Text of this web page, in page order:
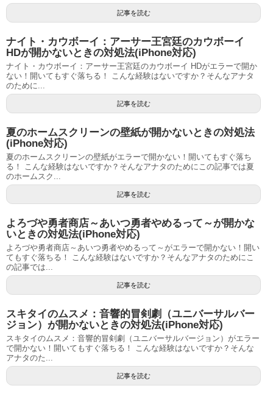
記事を読む
ナイト・カウボーイ：アーサー王宮廷のカウボーイ
HDが開かないときの対処法(iPhone対応)
ナイト・カウボーイ：アーサー王宮廷のカウボーイ HDがエラーで開か
ない！開いてもすぐ落ちる！ こんな経験はないですか？そんなアナタ
のために...
記事を読む
夏のホームスクリーンの壁紙が開かないときの対処法
(iPhone対応)
夏のホームスクリーンの壁紙がエラーで開かない！開いてもすぐ落ち
る！ こんな経験はないですか？そんなアナタのためにこの記事では夏
のホームスク...
記事を読む
よろづや勇者商店～あいつ勇者やめるって～が開かな
いときの対処法(iPhone対応)
よろづや勇者商店～あいつ勇者やめるって～がエラーで開かない！開い
てもすぐ落ちる！ こんな経験はないですか？そんなアナタのためにこ
の記事では...
記事を読む
スキタイのムスメ：音響的冒剣劇（ユニバーサルバー
ジョン）が開かないときの対処法(iPhone対応)
スキタイのムスメ：音響的冒剣劇（ユニバーサルバージョン）がエラー
で開かない！開いてもすぐ落ちる！ こんな経験はないですか？そんな
アナタのた...
記事を読む